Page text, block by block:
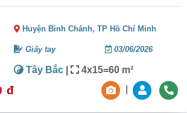
Huyện Bình Chánh,TP Hồ Chí Minh
Giấy tay 03/06/2026
Tây Bắc | 4x15=60 m²
đ